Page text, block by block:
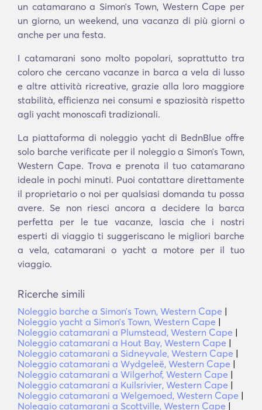
un catamarano a Simonʼs Town, Western Cape per
un giorno, un weekend, una vacanza di più giorni o
anche per una festa.
I catamarani sono molto popolari, soprattutto tra
coloro che cercano vacanze in barca a vela di lusso
e altre attività ricreative, grazie alla loro maggiore
stabilità, efficienza nei consumi e spaziosità rispetto
agli yacht monoscafi tradizionali.
La piattaforma di noleggio yacht di BednBlue offre
solo barche verificate per il noleggio a Simonʼs Town,
Western Cape. Trova e prenota il tuo catamarano
ideale in pochi minuti. Puoi contattare direttamente
il proprietario o noi per qualsiasi domanda tu possa
avere. Se non riesci ancora a decidere la barca
perfetta per le tue vacanze, lascia che i nostri
esperti di viaggio ti suggeriscano le migliori barche
a vela, catamarani o yacht a motore per il tuo
viaggio.
Ricerche simili
Noleggio barche a Simonʼs Town, Western Cape |
Noleggio yacht a Simonʼs Town, Western Cape |
Noleggio catamarani a Plumstead, Western Cape |
Noleggio catamarani a Hout Bay, Western Cape |
Noleggio catamarani a Sidneyvale, Western Cape |
Noleggio catamarani a Wydgeleë, Western Cape |
Noleggio catamarani a Wilgerhof, Western Cape |
Noleggio catamarani a Kuilsrivier, Western Cape |
Noleggio catamarani a Welgemoed, Western Cape |
Noleggio catamarani a Scottville, Western Cape |